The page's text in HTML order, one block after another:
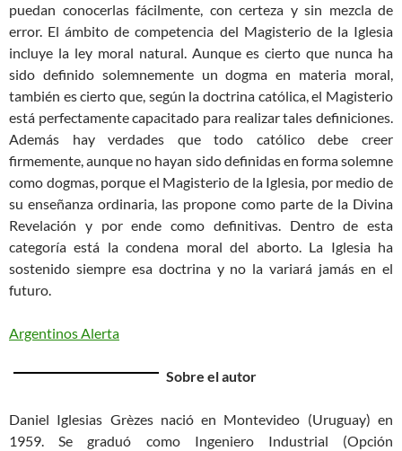
puedan conocerlas fácilmente, con certeza y sin mezcla de
error. El ámbito de competencia del Magisterio de la Iglesia
incluye la ley moral natural. Aunque es cierto que nunca ha
sido definido solemnemente un dogma en materia moral,
también es cierto que, según la doctrina católica, el Magisterio
está perfectamente capacitado para realizar tales definiciones.
Además hay verdades que todo católico debe creer
firmemente, aunque no hayan sido definidas en forma solemne
como dogmas, porque el Magisterio de la Iglesia, por medio de
su enseñanza ordinaria, las propone como parte de la Divina
Revelación y por ende como definitivas. Dentro de esta
categoría está la condena moral del aborto. La Iglesia ha
sostenido siempre esa doctrina y no la variará jamás en el
futuro.
Argentinos Alerta
Sobre el autor
Daniel Iglesias Grèzes nació en Montevideo (Uruguay) en
1959. Se graduó como Ingeniero Industrial (Opción